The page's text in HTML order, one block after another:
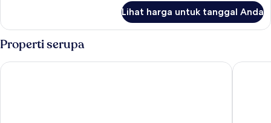
Double
Kamar
Standar,
1
Tempat
Tidur
Lihat harga untuk tanggal Anda
Properti serupa
Premiere Classe Nancy Est - Essey Ibis